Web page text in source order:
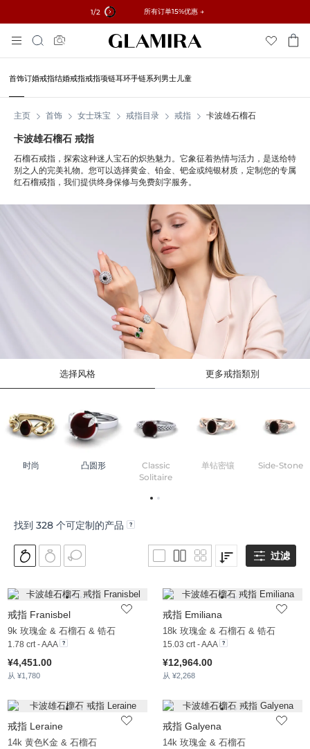
1/2 所有订单15%优惠 →
✓ 60天退货 ✓ 免费调整尺寸
到
内
搜
首饰订婚戒指结婚戒指戒指项链耳环手链系列男士儿童
主页 首饰 女士珠宝 戒指目录 戒指 卡波雄石榴石
卡波雄石榴石 戒指
石榴石戒指，探索这种迷人宝石的炽热魅力。它象征着热情与活力，是送给特
别之人的完美礼物。您可以选择黄金、铂金、钯金或纯银材质，定制您的专属
红石榴戒指，我们提供终身保修与免费刻字服务。
选择风格
时尚 凸圆形
Classic
Solitaire
单钻密镶 Side-Stone
更多戒指類別
找到 328 个可定制的产品
过滤
戒指 Franisbel
9k 玫瑰金 & 石榴石 & 锆石
1.78 crt - AAA
¥4,451.00
从 ¥1,780
戒指 Emiliana
18k 玫瑰金 & 石榴石 & 锆石
15.03 crt - AAA
¥12,964.00
从 ¥2,268
戒指 Leraine
14k 黄色K金 & 石榴石
戒指 Galyena
14k 玫瑰金 & 石榴石